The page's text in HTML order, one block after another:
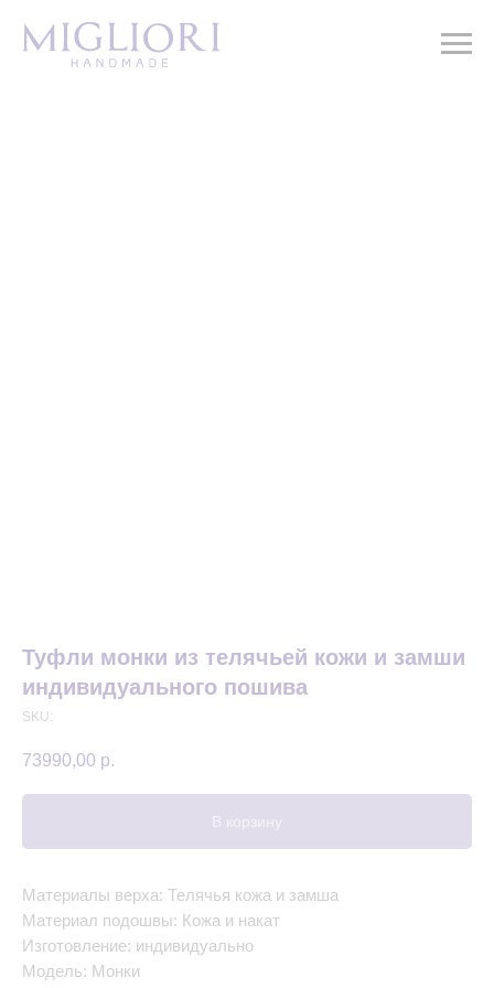
Туфли монки из телячьей кожи и замши
индивидуального пошива
SKU:
73990,00 р.
В корзину
Материалы верха: Телячья кожа и замша
Материал подошвы: Кожа и накат
Изготовление: индивидуально
Модель: Монки